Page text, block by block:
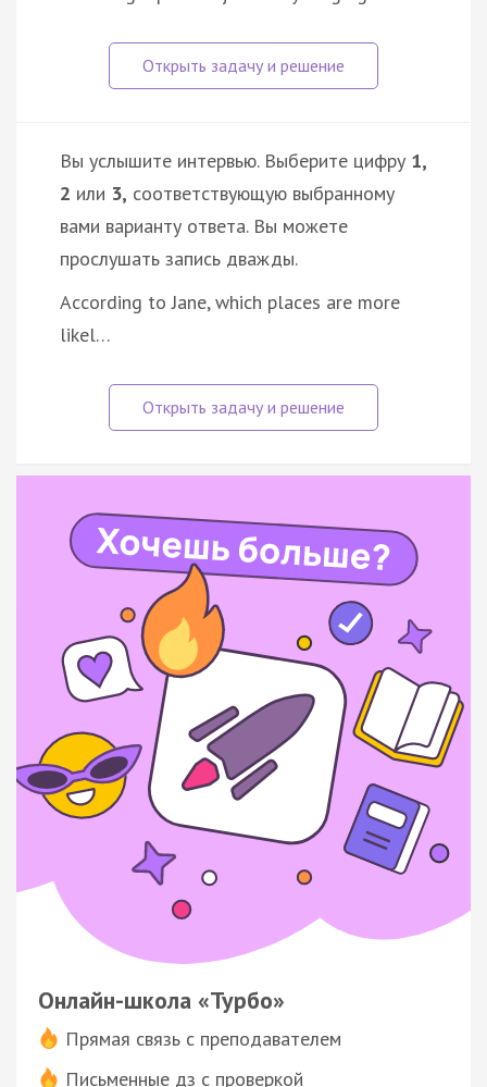
Вы услышите интервью. Выберите цифру 1,
2 или 3, соответствующую выбранному
вами варианту ответа. Вы можете
прослушать запись дважды.
According to Jane, which places are more
likel…
Онлайн-школа «Турбо»
Прямая связь с преподавателем
Письменные дз с проверкой